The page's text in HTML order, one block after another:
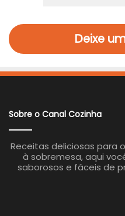
Deixe
Sobre o Canal Cozinha
Receitas deliciosas para
à sobremesa, aqui
saborosos e fáceis de